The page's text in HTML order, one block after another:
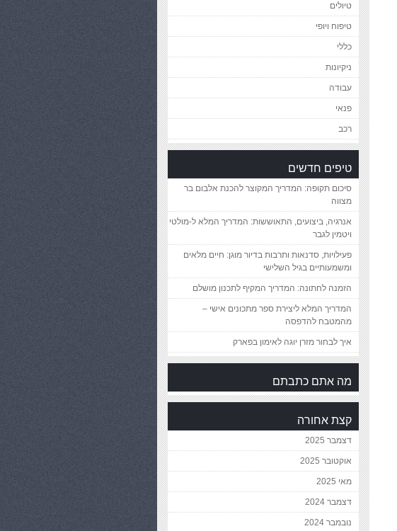
טיולים
טיפוח ויופי
כללי
ניקיונות
עבודה
פנאי
רכב
טיפים חדשים
סיכום תקופה: המדריך המקוצר להכנת אלבום בר
מצווה
אנרגיה, ביצועים, התאוששות: המדריך המלא ל-מולטי
ויטמין לגבר
פעילויות, סדנאות ותרבות בדיור מוגן: חיים מלאים
ומשמעותיים בגיל השלישי
הזמנה לחתונה: המדריך המקיף לתכנון מושלם
המדריך המלא ליצירת ספר מתכונים אישי –
מהמטבח להדפסה
איך לבחור מזרן יוגה לאימון בפארק
מה אתם כתבתם
קצת אחורה
דצמבר 2025
אוקטובר 2025
מאי 2025
דצמבר 2024
נובמבר 2024